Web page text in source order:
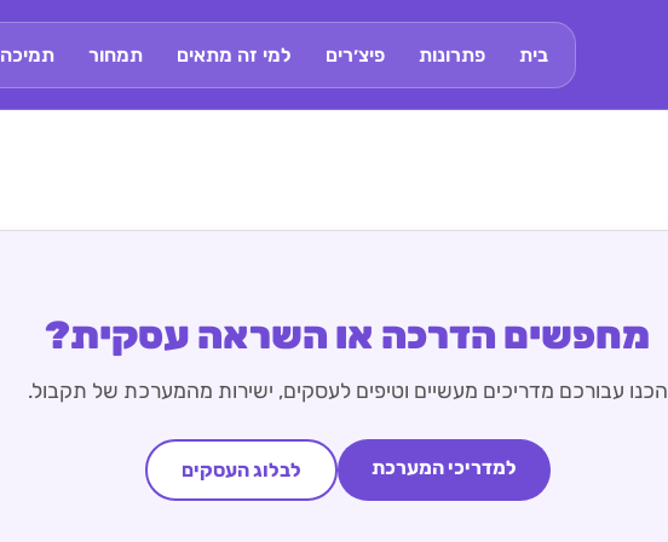
בית פתרונות פיצ׳רים למי זה מתאים תמחור תמיכה
מחפשים הדרכה או השראה עסקית?
הכנו עבורכם מדריכים מעשיים וטיפים לעסקים, ישירות מהמערכת של תקבול.
למדריכי המערכת לבלוג העסקים